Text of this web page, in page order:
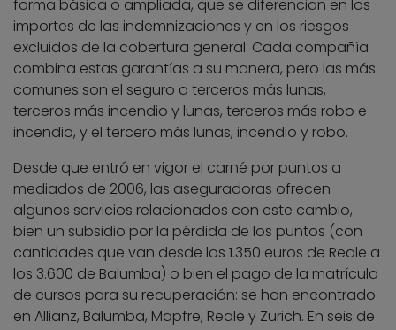
forma básica o ampliada, que se diferencian en los
importes de las indemnizaciones y en los riesgos
excluidos de la cobertura general. Cada compañía
combina estas garantías a su manera, pero las más
comunes son el seguro a terceros más lunas,
terceros más incendio y lunas, terceros más robo e
incendio, y el tercero más lunas, incendio y robo.
Desde que entró en vigor el carné por puntos a
mediados de 2006, las aseguradoras ofrecen
algunos servicios relacionados con este cambio,
bien un subsidio por la pérdida de los puntos (con
cantidades que van desde los 1.350 euros de Reale a
los 3.600 de Balumba) o bien el pago de la matrícula
de cursos para su recuperación: se han encontrado
en Allianz, Balumba, Mapfre, Reale y Zurich. En seis de